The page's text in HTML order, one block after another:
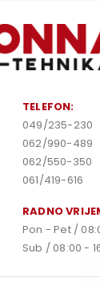
TELEFON:
049/235-230
062/990-489
062/550-350
061/419-616
RADNO
Pon - Pet /
Sub / 08:00 -